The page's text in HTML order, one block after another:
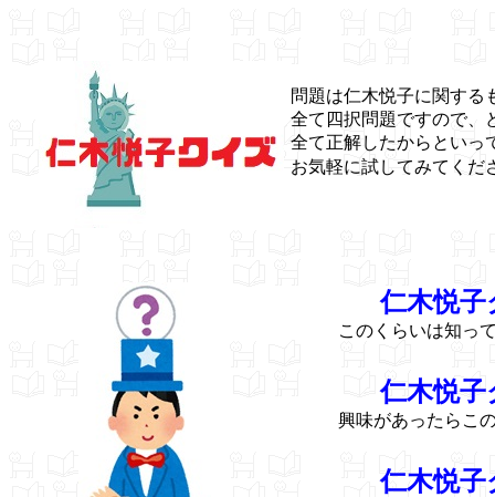
問題は仁木悦子に関する
全て四択問題ですので、
全て正解したからといっ
お気軽に試してみてくだ
仁木悦子
このくらいは知っ
仁木悦子
興味があったらこ
仁木悦子